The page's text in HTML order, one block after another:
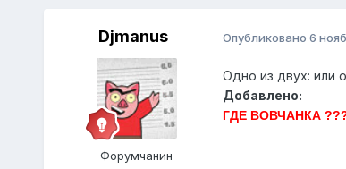
Djmanus
Форумчанин
Опубликовано 6
Одно из двух: или
Добавлено:
ГДЕ ВОВЧАНКА